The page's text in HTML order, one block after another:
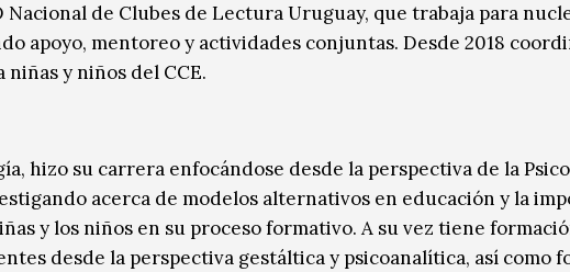
Nacional de Clubes de Lectura Uruguay, que trabaja para
apoyo, mentoreo y actividades conjuntas. Desde 2018
y niños del CCE.
hizo su carrera enfocándose desde la perspectiva de la
acerca de modelos alternativos en educación y la
y los niños en su proceso formativo. A su vez tiene
desde la perspectiva gestáltica y psicoanalítica, así como